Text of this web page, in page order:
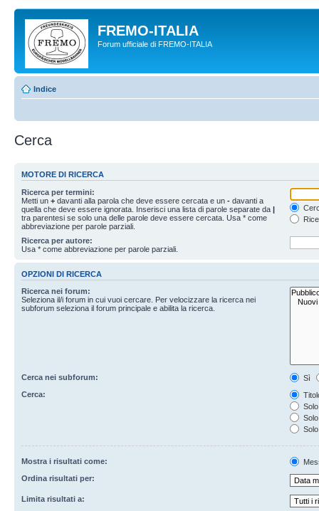
FREMO-ITALIA
Forum ufficiale di FREMO-ITALIA
Indice
Cerca
MOTORE DI RICERCA
Ricerca per termini:
Metti un + davanti alla parola che deve essere cercata e un - davanti a
quella che deve essere ignorata. Inserisci una lista di parole separate da |
tra parentesi se solo una delle parole deve essere cercata. Usa * come
abbreviazione per parole parziali.
Ricerca per autore:
Usa * come abbreviazione per parole parziali.
OPZIONI DI RICERCA
Ricerca nei forum:
Seleziona il/i forum in cui vuoi cercare. Per velocizzare la ricerca nei
subforum seleziona il forum principale e abilita la ricerca.
Cerca nei subforum:
Sì
Cerca:
Mostra i risultati come:
Ordina risultati per:
Limita risultati a: